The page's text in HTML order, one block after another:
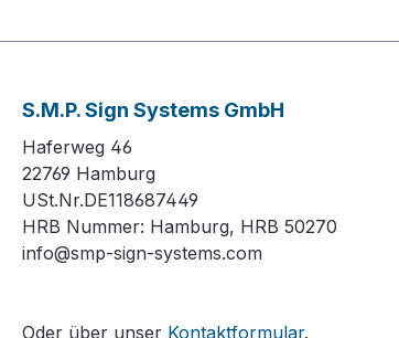
S.M.P. Sign Systems GmbH
Haferweg 46
22769 Hamburg
USt.Nr.DE118687449
HRB Nummer: Hamburg, HRB 50270
info@smp-sign-systems.com
Oder über unser Kontaktformular.